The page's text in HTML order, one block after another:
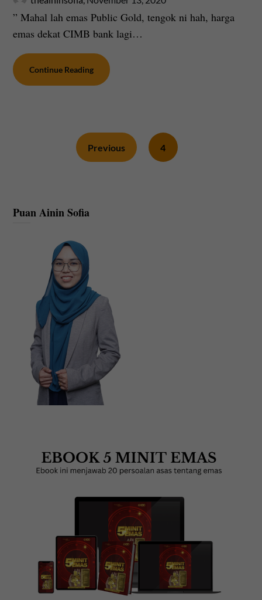
” Mahal lah emas Public Gold, tengok ni hah, harga
emas dekat CIMB bank lagi…
Continue Reading
Previous 4
Puan Ainin Sofia